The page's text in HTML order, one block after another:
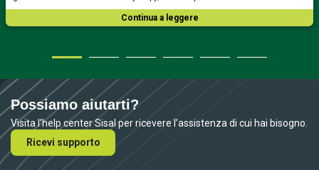
Continua a leggere
Possiamo aiutarti?
Visita l’help center Sisal per ricevere l’assistenza di cui hai bisogno.
Ricevi supporto